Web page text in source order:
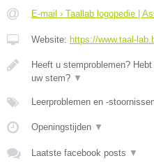
E-mail › Taallab logopedie |
Website: https://www.taal-
Heeft u stemproblemen?
uw stem? ▼
Leerproblemen en -
Openingstijden ▼
Laatste facebook posts ▼